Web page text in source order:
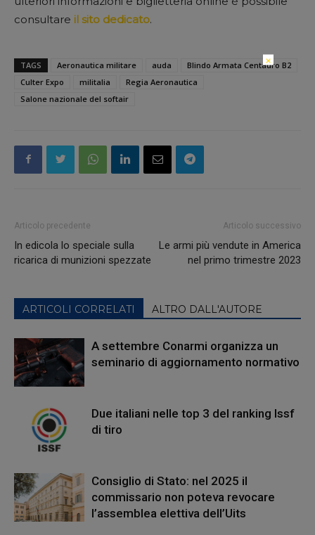
consultare il sito dedicato.
TAGS Aeronautica militare auda
Blindo Armata Centauro B2
Culter Expo
militalia
Regia Aeronautica
Salone nazionale del softair
Articolo precedente
In edicola lo speciale sulla
ricarica di munizioni spezzate
Articolo successivo
Le armi più vendute in America
nel primo trimestre 2023
ARTICOLI CORRELATI ALTRO DALL'AUTORE
A settembre Conarmi organizza un
seminario di aggiornamento normativo
Due italiani nelle top 3 del ranking Issf
di tiro
Consiglio di Stato: nel 2025 il
commissario non poteva revocare
l’assemblea elettiva dell’Uits
×